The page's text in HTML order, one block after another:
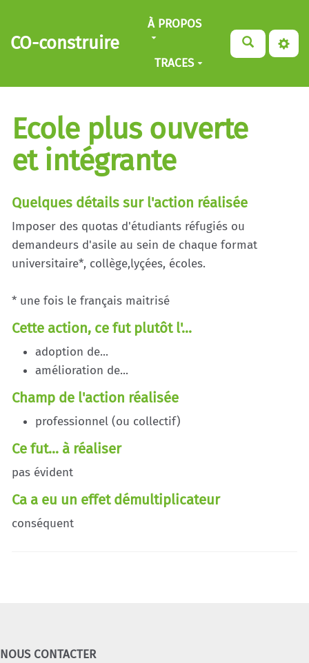
Aller au contenu principal
CO-construire
À PROPOS
TRACES
Ecole plus ouverte
et intégrante
Quelques détails sur l'action réalisée
Imposer des quotas d'étudiants réfugiés ou
demandeurs d'asile au sein de chaque format
universitaire*, collège,lyçées, écoles.
* une fois le français maitrisé
Cette action, ce fut plutôt l'...
adoption de...
amélioration de...
Champ de l'action réalisée
professionnel (ou collectif)
Ce fut... à réaliser
pas évident
Ca a eu un effet démultiplicateur
conséquent
NOUS CONTACTER